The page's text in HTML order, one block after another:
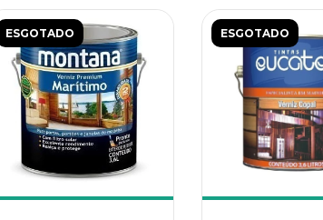
ESGOTADO ESGOTADO